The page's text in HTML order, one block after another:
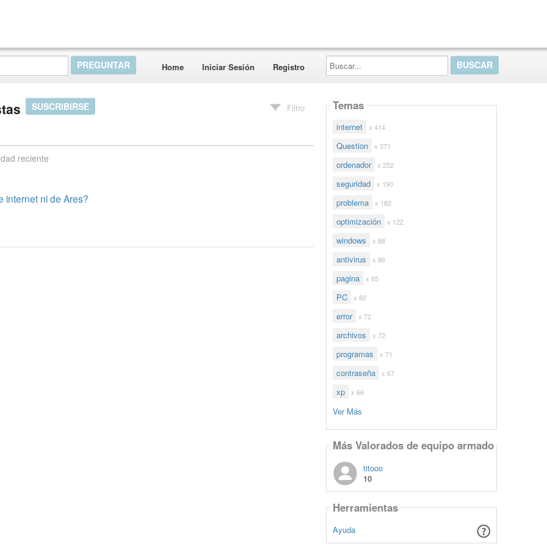
Home Iniciar Sesión Registro
Buscar...
SUSCRIBIRSE Filtro
reciente
internet ni de Ares?
Temas
internet x 414
Question x 371
ordenador x 252
seguridad x 190
problema x 182
optimización x 122
windows x 88
antivirus x 86
pagina x 85
PC x 82
error x 72
archivos x 72
programas x 71
contraseña x 67
xp x 66
Ver Más
Más Valorados de equipo armado
titooo
10
Herramientas
Ayuda